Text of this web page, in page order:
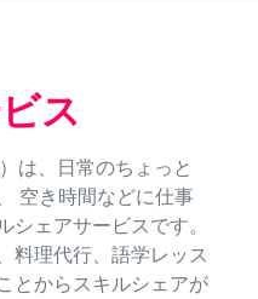
ス
は、日常のちょっと
空き時間などに仕事
シェアサービスです。
料理代行、語学レッス
とからスキルシェアが